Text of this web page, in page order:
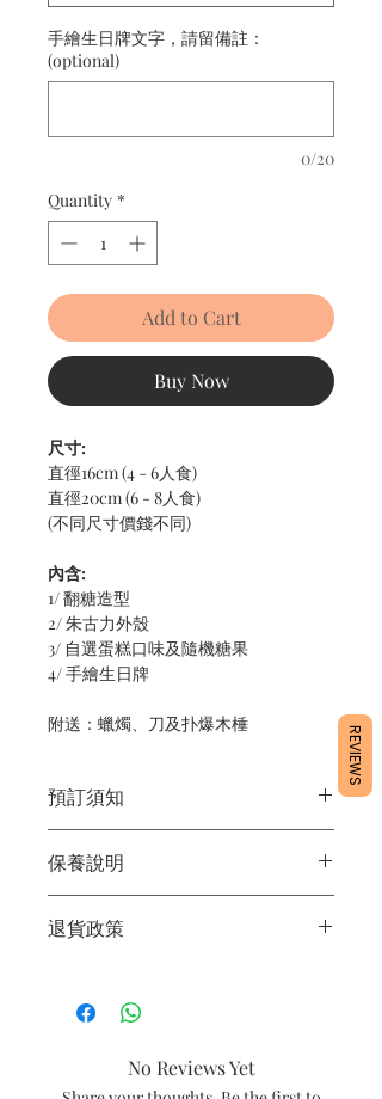
手繪生日牌文字，請留備註：
(optional)
0/20
Quantity *
Add to Cart
Buy Now
尺寸:
直徑16cm (4 - 6人食)
直徑20cm (6 - 8人食)
(不同尺寸價錢不同)
內含:
1/ 翻糖造型
2/ 朱古力外殼
3/ 自選蛋糕口味及隨機糖果
4/ 手繪生日牌
附送：蠟燭、刀及扑爆木棰
預訂須知
定日期取貨請提早10 - 14天前落單🤗
2/ 下單後24小時內會有專人電郵確認訂
單
3/ 取貨時需要出示確認訊息 或 訂單編
店】
6/ 送貨訂單：本店只提供營業時間內送
貨。運費請參考常見問題。
保養說明
2/ 運送時避免大力搖晃
退貨政策
作，不設退換。
No Reviews Yet
REVIEWS